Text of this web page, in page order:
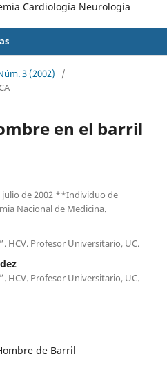
Cardiología Neurología
3 (2002)
/
en el barril
julio de 2002 **Individuo de
Nacional de Medicina.
HCV. Profesor Universitario, UC.
HCV. Profesor Universitario, UC.
de Barril